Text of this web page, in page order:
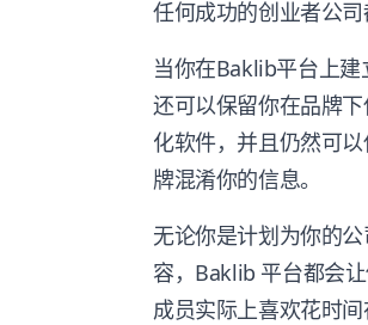
任何成功的创业者公
当你在Baklib平台上
还可以保留你在品牌
化软件，并且仍然可
牌混淆你的信息。
无论你是计划为你的
容，Baklib 平台都会
成员实际上喜欢花时间